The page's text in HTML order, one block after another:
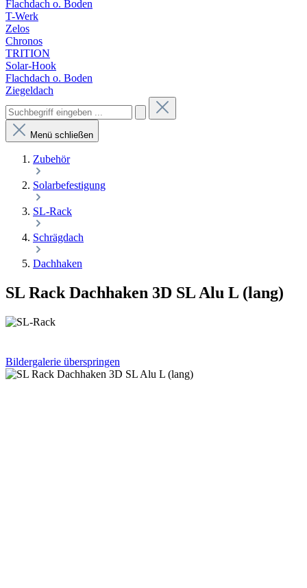
Flachdach o. Boden
T-Werk
Zelos
Chronos
TRITION
Solar-Hook
Flachdach o. Boden
Ziegeldach
Menü schließen
Zubehör
Solarbefestigung
SL-Rack
Schrägdach
Dachhaken
SL Rack Dachhaken 3D SL Alu L (lang)
Bildergalerie überspringen